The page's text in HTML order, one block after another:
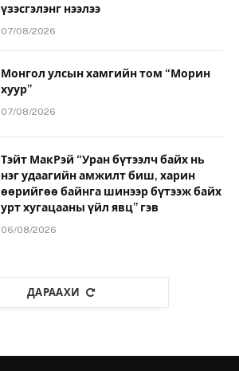
үзэсгэлэнг нээлээ
07/08/2026
Монгол улсын хамгийн том “Морин
хуур”
07/08/2026
Тэйт МакРэй “Уран бүтээлч байх нь
нэг удаагийн амжилт биш, харин
өөрийгөө байнга шинээр бүтээж байх
урт хугацааны үйл явц” гэв
06/08/2026
ДАРААХИ